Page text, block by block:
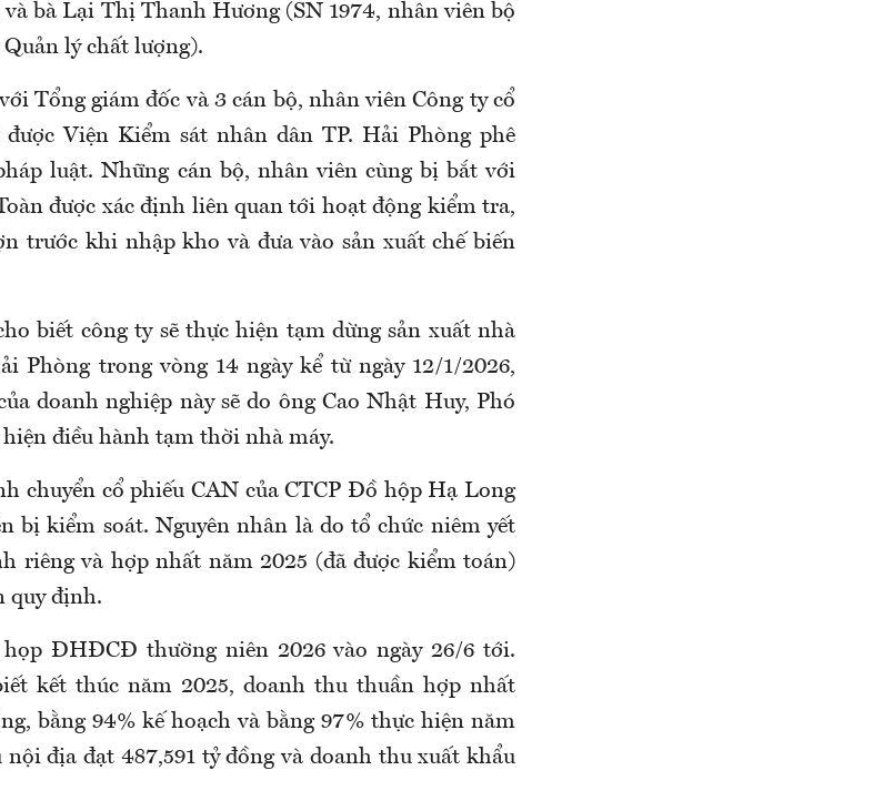
bà Lại Thị Thanh Hương (SN 1974, nhân viên bộ
lý chất lượng).
Tổng giám đốc và 3 cán bộ, nhân viên Công ty cổ
Viện Kiểm sát nhân dân TP. Hải Phòng phê
luật. Những cán bộ, nhân viên cùng bị bắt với
được xác định liên quan tới hoạt động kiểm tra,
trước khi nhập kho và đưa vào sản xuất chế biến
biết công ty sẽ thực hiện tạm dừng sản xuất nhà
Phòng trong vòng 14 ngày kể từ ngày 12/1/2026,
doanh nghiệp này sẽ do ông Cao Nhật Huy, Phó
điều hành tạm thời nhà máy.
chuyển cổ phiếu CAN của CTCP Đồ hộp Hạ Long
bị kiểm soát. Nguyên nhân là do tổ chức niêm yết
riêng và hợp nhất năm 2025 (đã được kiểm toán)
quy định.
ĐHĐCĐ thường niên 2026 vào ngày 26/6 tới.
kết thúc năm 2025, doanh thu thuần hợp nhất
bằng 94% kế hoạch và bằng 97% thực hiện năm
địa đạt 487,591 tỷ đồng và doanh thu xuất khẩu